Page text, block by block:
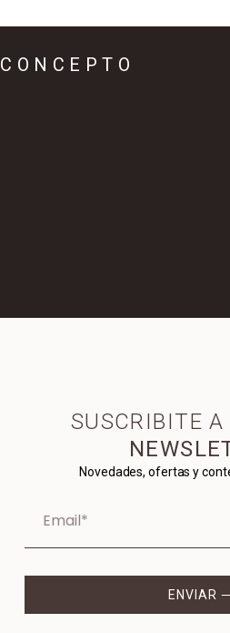
CONCEPTO
SUSCRIBITE A
Novedades, ofertas y